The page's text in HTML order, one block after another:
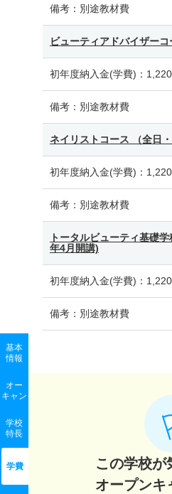
基本
情報
オー
キャン
学校
特長
学費
備考： 別途教材費
ビューティアドバイザーコ
初年度納入金(学費)：
備考： 別途教材費
ネイリストコース （全日・
初年度納入金(学費)：
備考： 別途教材費
トータルビューティ基礎
年4月開講)
初年度納入金(学費)：
備考： 別途教材費
この学校が
オープンキ